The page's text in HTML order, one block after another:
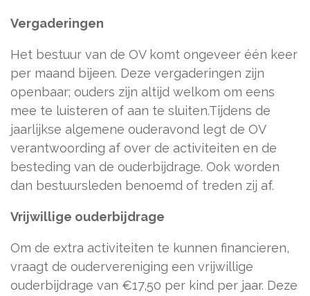
Vergaderingen
Het bestuur van de OV komt ongeveer één keer
per maand bijeen. Deze vergaderingen zijn
openbaar; ouders zijn altijd welkom om eens
mee te luisteren of aan te sluiten.Tijdens de
jaarlijkse algemene ouderavond legt de OV
verantwoording af over de activiteiten en de
besteding van de ouderbijdrage. Ook worden
dan bestuursleden benoemd of treden zij af.
Vrijwillige ouderbijdrage
Om de extra activiteiten te kunnen financieren,
vraagt de oudervereniging een vrijwillige
ouderbijdrage van €17,50 per kind per jaar. Deze